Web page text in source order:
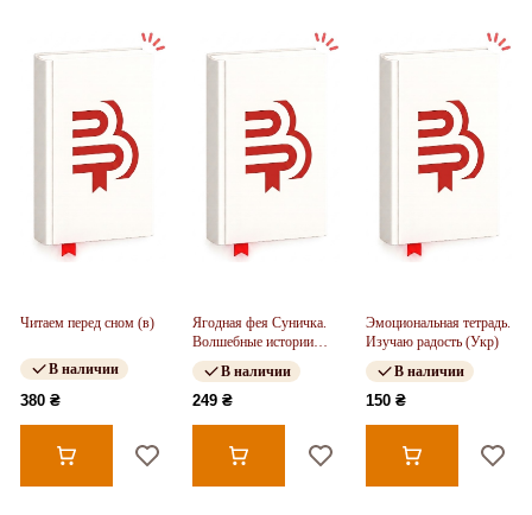
Читаем перед сном (в)
В наличии
380 ₴
Ягодная фея Суничка.
Волшебные истории
Ягодного леса (в)
В наличии
249 ₴
Эмоциональная тетрадь.
Изучаю радость (Укр)
В наличии
150 ₴